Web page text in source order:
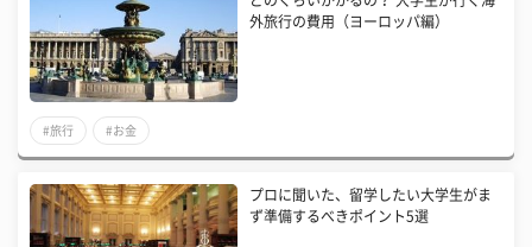
外旅行の費用（ヨーロッパ編）
#旅行 #お金
プロに聞いた、留学したい大学生がま
ず準備するべきポイント5選